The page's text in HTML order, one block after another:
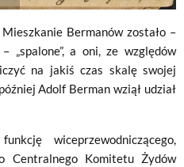
Mieszkanie Bermanów zostało –
„spalone”, a oni, ze względów
na jakiś czas skalę swojej
Adolf Berman wziął udział
wiceprzewodniczącego,
Centralnego Komitetu Żydów